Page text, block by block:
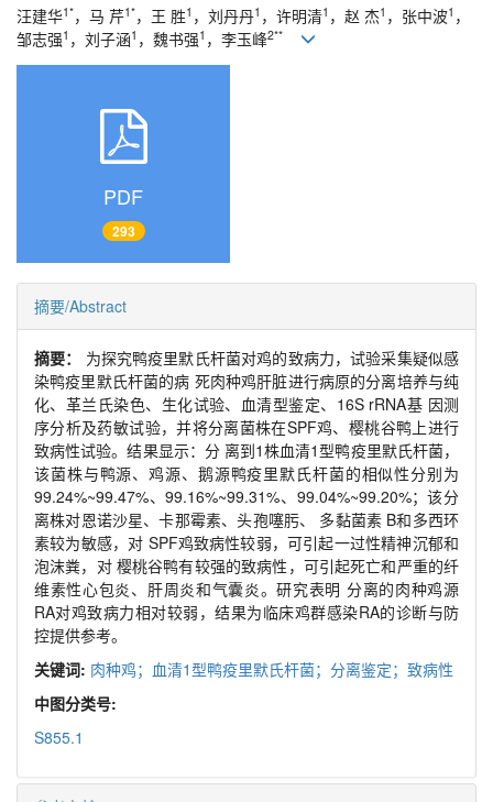
汪建华1*，马 芹1*，王 胜1 ，刘丹丹1 ，许明清1 ，赵 杰1 ，张中波1 ，
邹志强1 ，刘子涵1 ，魏书强1 ，李玉峰2**
PDF
293
摘要/Abstract
摘要： 为探究鸭疫里默氏杆菌对鸡的致病力，试验采集疑似感
染鸭疫里默氏杆菌的病 死肉种鸡肝脏进行病原的分离培养与纯
化、革兰氏染色、生化试验、血清型鉴定、16S rRNA基 因测
序分析及药敏试验，并将分离菌株在SPF鸡、樱桃谷鸭上进行
致病性试验。结果显示：分 离到1株血清1型鸭疫里默氏杆菌，
该菌株与鸭源、鸡源、鹅源鸭疫里默氏杆菌的相似性分别为
99.24%~99.47%、99.16%~99.31%、99.04%~99.20%；该分
离株对恩诺沙星、卡那霉素、头孢噻肟、 多黏菌素 B和多西环
素较为敏感，对 SPF鸡致病性较弱，可引起一过性精神沉郁和
泡沫粪，对 樱桃谷鸭有较强的致病性，可引起死亡和严重的纤
维素性心包炎、肝周炎和气囊炎。研究表明 分离的肉种鸡源
RA对鸡致病力相对较弱，结果为临床鸡群感染RA的诊断与防
控提供参考。
关键词: 肉种鸡；血清1型鸭疫里默氏杆菌；分离鉴定；致病性
中图分类号:
S855.1